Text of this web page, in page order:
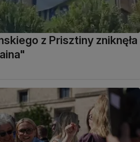
z Prisztiny zniknęła